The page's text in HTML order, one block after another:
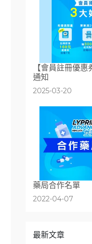
【​​​​​​​會員註冊優
通知
2025-03-20
藥局合作名單
2022-04-07
最新文章